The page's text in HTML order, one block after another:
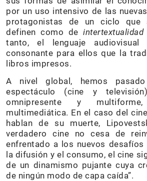
por un uso intensivo de las
protagonistas de un ciclo que
definen como de
tanto, el lenguaje
consonante para ellos que la
libros impresos.
A nivel global, hemos
espectáculo (cine y
omnipresente y
multimediática. En el caso del
hablan de su muerte,
verdadero cine no cesa de
enfrentado a los nuevos desafíos
la difusión y el consumo, el cine
de un dinamismo pujante cuya
de ningún modo de capa caída”.